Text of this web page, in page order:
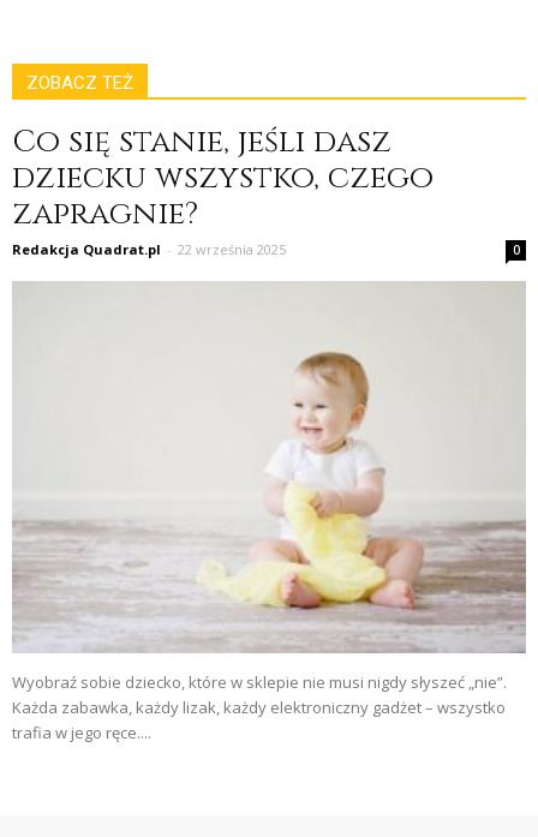
ZOBACZ TEŻ
Co się stanie, jeśli dasz
dziecku wszystko, czego
zapragnie?
Redakcja Quadrat.pl - 22 września 2025 0
Wyobraź sobie dziecko, które w sklepie nie musi nigdy słyszeć „nie”.
Każda zabawka, każdy lizak, każdy elektroniczny gadżet – wszystko
trafia w jego ręce....